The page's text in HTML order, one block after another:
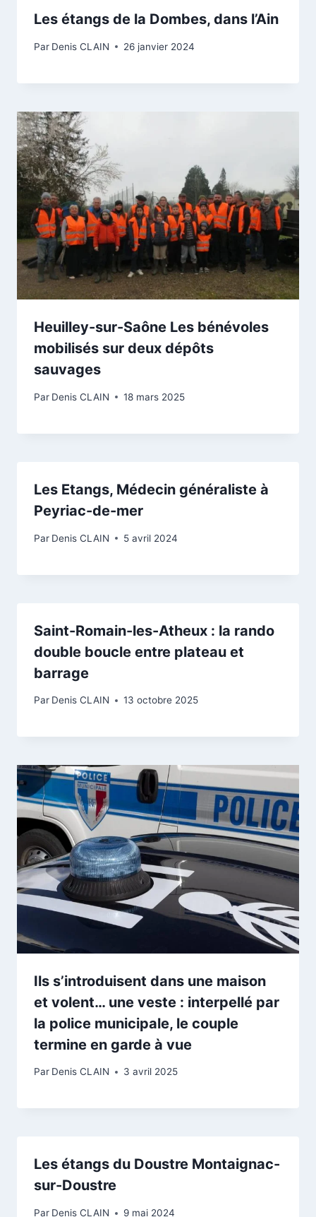
Les étangs de la Dombes, dans l’Ain
Par Denis CLAIN 26 janvier 2024
Heuilley-sur-Saône Les bénévoles
mobilisés sur deux dépôts
sauvages
Par Denis CLAIN 18 mars 2025
Les Etangs, Médecin généraliste à
Peyriac-de-mer
Par Denis CLAIN 5 avril 2024
Saint-Romain-les-Atheux : la rando
double boucle entre plateau et
barrage
Par Denis CLAIN 13 octobre 2025
Ils s’introduisent dans une maison
et volent… une veste : interpellé par
la police municipale, le couple
termine en garde à vue
Par Denis CLAIN 3 avril 2025
Les étangs du Doustre Montaignac-
sur-Doustre
Par Denis CLAIN 9 mai 2024